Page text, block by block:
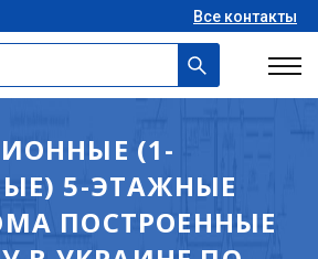
Все контакты
(1-
5-ЭТАЖНЫЕ
ПОСТРОЕННЫЕ